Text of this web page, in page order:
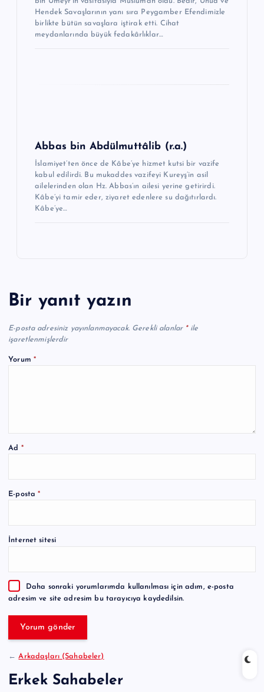
Hendek Savaşlarının yanı sıra Peygamber Efendimizle
birlikte bütün savaşlara iştirak etti. Cihat
meydanlarında büyük fedakârlıklar…
Abbas bin Abdülmuttâlib (r.a.)
İslamiyet’ten önce de Kâbe’ye hizmet kutsi bir vazife
kabul edilirdi. Bu mukad­des vazifeyi Kureyş’in asil
ailelerinden olan Hz. Abbas’ın ailesi yerine getirirdi.
Kâbe’yi tamir eder, ziyaret edenlere su dağıtırlardı.
Kâbe’ye…
Bir yanıt yazın
E-posta adresiniz yayınlanmayacak. Gerekli alanlar *ile
işaretlenmişlerdir
Yorum *
Ad *
E-posta*
İnternet sitesi
Daha sonraki yorumlarımda kullanılması için adım, e-posta
adresim ve site adresim bu tarayıcıya kaydedilsin.
A
e
a
t
←Arkadaşları (Sahabeler)
Erkek Sahabeler